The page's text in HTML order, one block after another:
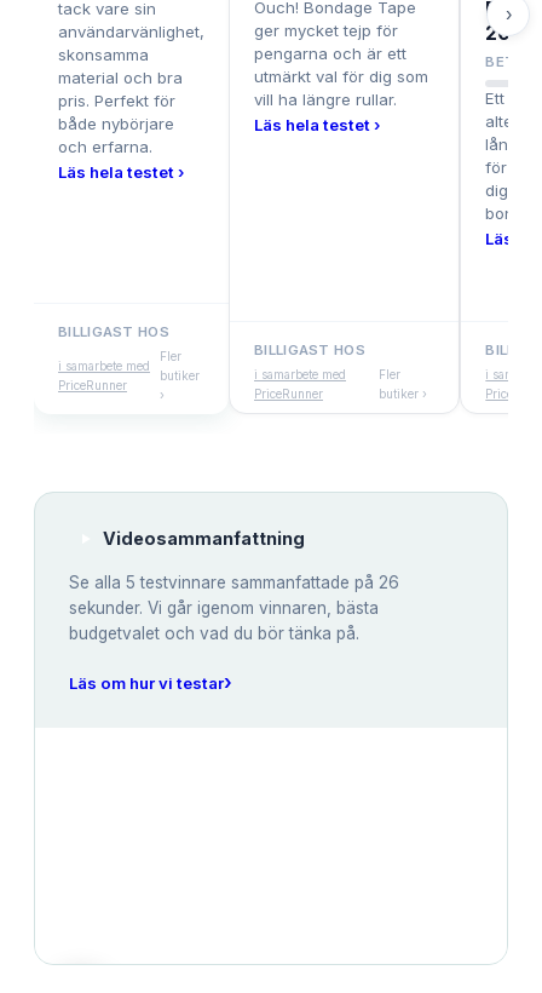
tack vare sin
användarvänlighet,
skonsamma
material och bra
pris. Perfekt för
både nybörjare
och erfarna.
Läs hela testet ›
BILLIGAST HOS
i samarbete med
PriceRunner
Fler
butiker
›
Ouch! Bondage Tape
ger mycket tejp för
pengarna och är ett
utmärkt val för dig som
vill ha längre rullar.
Läs hela testet ›
BILLIGAST HOS
i samarbete med
PriceRunner
Fler
butiker ›
20m
BETYG
Ett av
lång
för
dig
Läs
i
›
Videosammanfattning
Se alla 5 testvinnare sammanfattade på 26
sekunder. Vi går igenom vinnaren, bästa
budgetvalet och vad du bör tänka på.
Läs om hur vi testar›